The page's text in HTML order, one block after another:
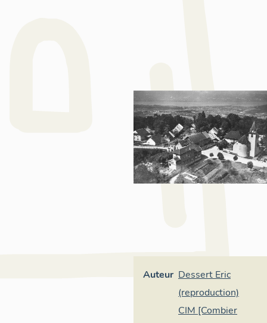
Auteur Dessert Eric
(reproduction)
CIM [Combier